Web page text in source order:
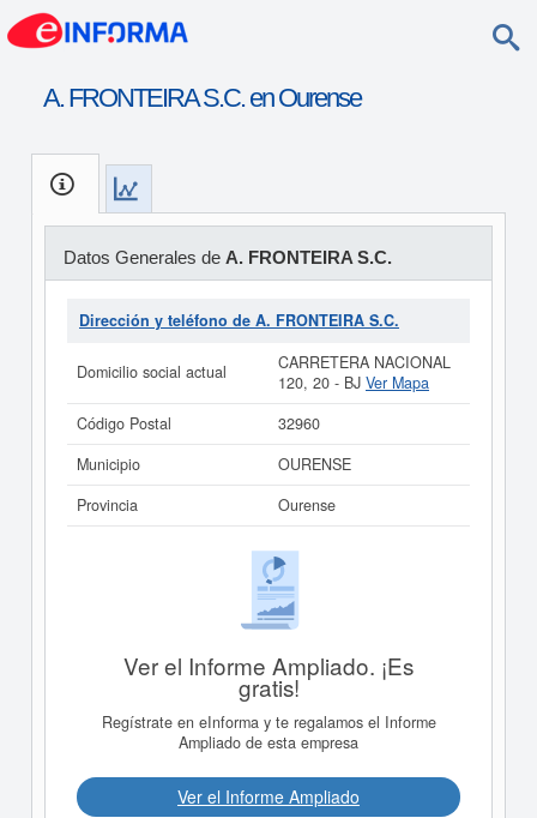
A. FRONTEIRA S.C. en Ourense
Datos Generales de A. FRONTEIRA S.C.
Dirección y teléfono de A. FRONTEIRA S.C.
Domicilio social actual
CARRETERA NACIONAL
120, 20 - BJ Ver Mapa
Código Postal
32960
Municipio
OURENSE
Provincia
Ourense
Ver el Informe Ampliado. ¡Es
gratis!
Regístrate en eInforma y te regalamos el Informe
Ampliado de esta empresa
Ver el Informe Ampliado